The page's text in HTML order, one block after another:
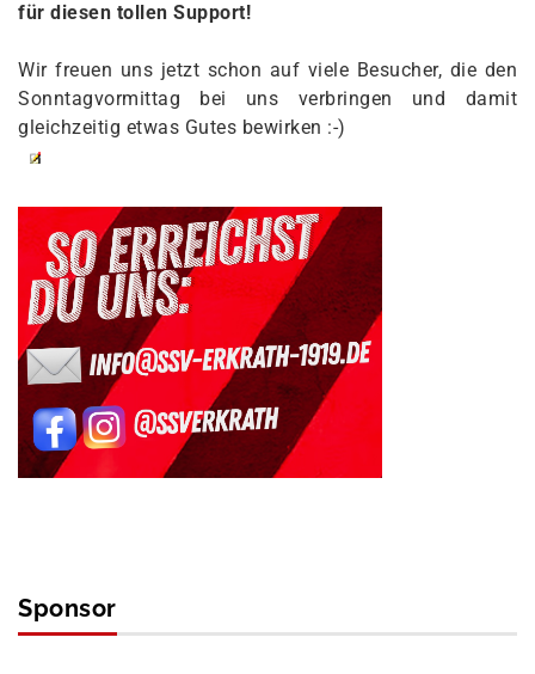
für diesen tollen Support!
Wir freuen uns jetzt schon auf viele Besucher, die den
Sonntagvormittag bei uns verbringen und damit
gleichzeitig etwas Gutes bewirken :-)
Sponsor